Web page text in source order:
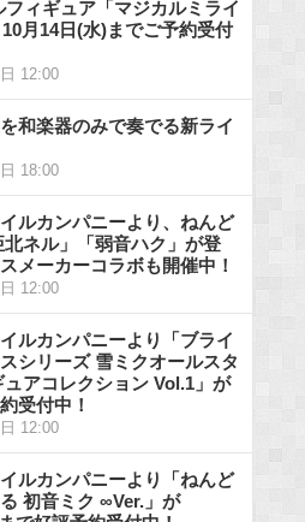
フィギュア「マジカルミライ
月14日(水)までご予約受付
12:00
和楽器のみで奏でる新ライ
18:00
ルカンパニーより、ねんど
北ネル」「弱音ハク」が登
メーカーコラボも開催中！
12:00
ルカンパニーより「ブライ
シリーズ 雪ミクオールスタ
ュアコレクション Vol.1」が
受付中！
12:00
ルカンパニーより「ねんど
初音ミク ∞Ver.」が